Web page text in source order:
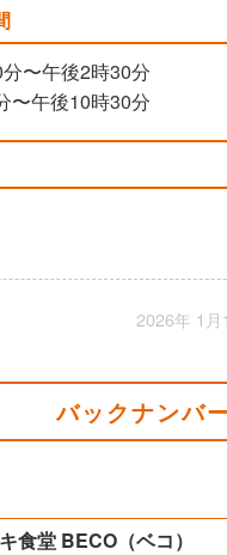
〜午後2時30分
〜午後10時30分
2026年 1
バックナンバー
食堂 BECO（ベコ）